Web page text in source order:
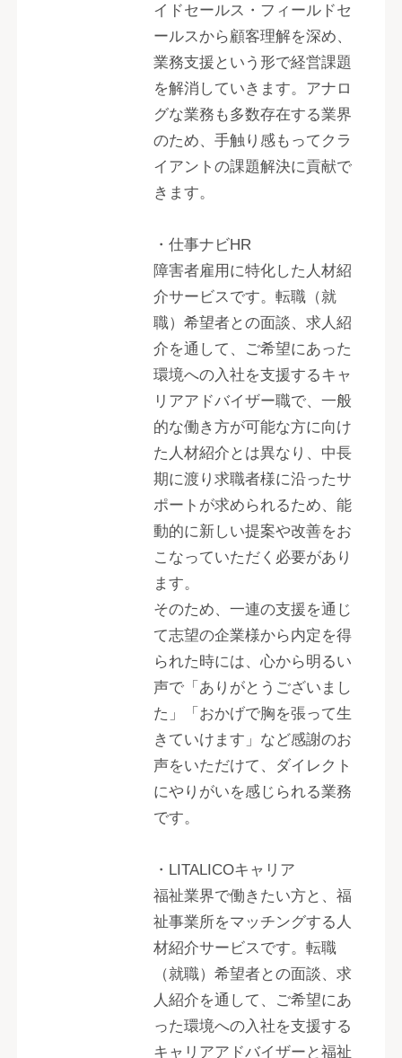
イドセールス・フィールドセ
ールスから顧客理解を深め、
業務支援という形で経営課題
を解消していきます。アナロ
グな業務も多数存在する業界
のため、手触り感もってクラ
イアントの課題解決に貢献で
きます。
・仕事ナビHR
障害者雇用に特化した人材紹
介サービスです。転職（就
職）希望者との面談、求人紹
介を通して、ご希望にあった
環境への入社を支援するキャ
リアアドバイザー職で、一般
的な働き方が可能な方に向け
た人材紹介とは異なり、中長
期に渡り求職者様に沿ったサ
ポートが求められるため、能
動的に新しい提案や改善をお
こなっていただく必要があり
ます。
そのため、一連の支援を通じ
て志望の企業様から内定を得
られた時には、心から明るい
声で「ありがとうございまし
た」「おかげで胸を張って生
きていけます」など感謝のお
声をいただけて、ダイレクト
にやりがいを感じられる業務
です。
・LITALICOキャリア
福祉業界で働きたい方と、福
祉事業所をマッチングする人
材紹介サービスです。転職
（就職）希望者との面談、求
人紹介を通して、ご希望にあ
った環境への入社を支援する
キャリアアドバイザーと福祉